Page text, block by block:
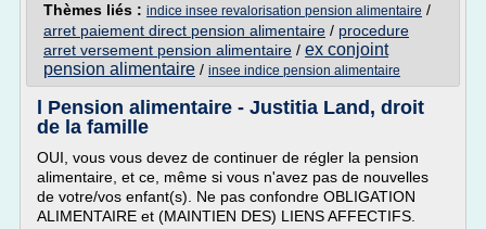
Thèmes liés : indice insee revalorisation pension alimentaire /
arret paiement direct pension alimentaire / procedure
arret versement pension alimentaire / ex conjoint
pension alimentaire / insee indice pension alimentaire
l Pension alimentaire - Justitia Land, droit
de la famille
OUI, vous vous devez de continuer de régler la pension
alimentaire, et ce, même si vous n'avez pas de nouvelles
de votre/vos enfant(s). Ne pas confondre OBLIGATION
ALIMENTAIRE et (MAINTIEN DES) LIENS AFFECTIFS.